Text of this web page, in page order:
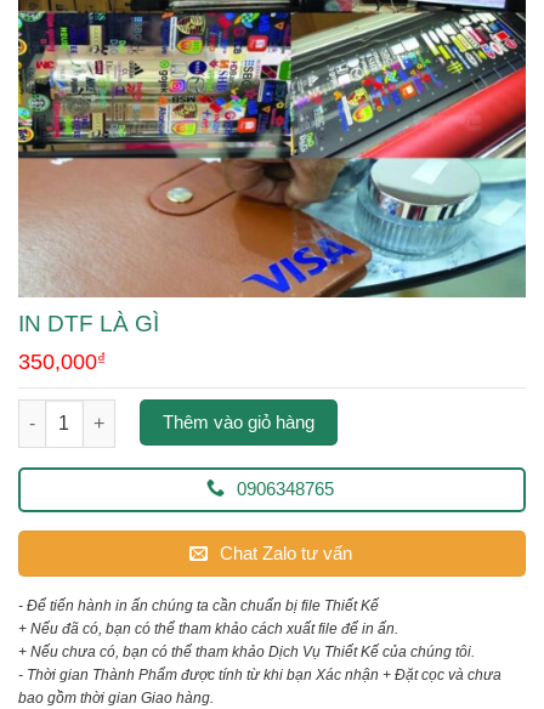
IN DTF LÀ GÌ
350,000₫
in dtf là gì số lượngThêm vào giỏ hàng
0906348765
Chat Zalo tư vấn
- Để tiến hành in ấn chúng ta cần chuẩn bị file Thiết Kế
+ Nếu đã có, bạn có thể tham khảo cách xuất file để in ấn.
+ Nếu chưa có, bạn có thể tham khảo Dịch Vụ Thiết Kế của chúng tôi.
- Thời gian Thành Phẩm được tính từ khi bạn Xác nhận + Đặt cọc và chưa
bao gồm thời gian Giao hàng.